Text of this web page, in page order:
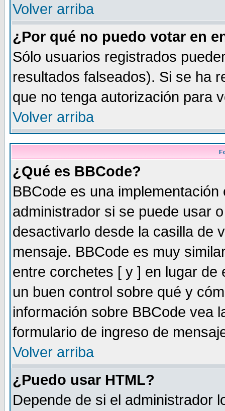
Volver arriba
¿Por qué no puedo votar en
Sólo usuarios registrados
resultados falseados). Si se ha
que no tenga autorización para
Volver arriba
¿Qué es BBCode?
BBCode es una
administrador si se puede usar
desactivarlo desde la casilla de
mensaje. BBCode es muy
entre corchetes [ y ] en lugar
un buen control sobre qué y
información sobre BBCode vea
formulario de ingreso de
Volver arriba
¿Puedo usar HTML?
Depende de si el administrador